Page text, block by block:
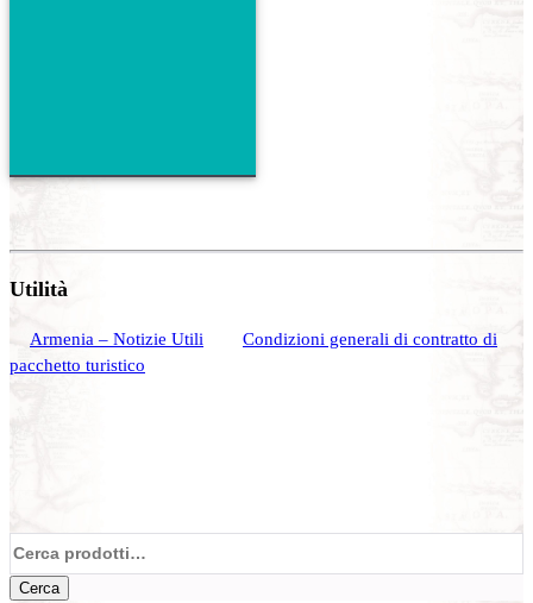
Utilità
Armenia – Notizie Utili
Condizioni generali di contratto di
pacchetto turistico
Cerca:
Cerca